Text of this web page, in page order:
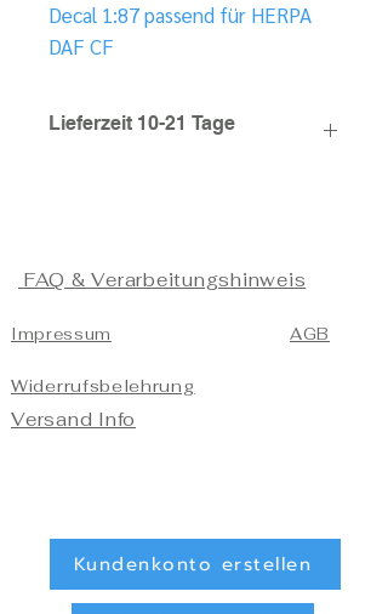
Decal 1:87 passend für HERPA
DAF CF
Lieferzeit 10-21 Tage
FAQ & Verarbeitungshinweis
Impressum
Widerrufsbelehrung
Versand Info
AGB
Kundenkonto erstellen